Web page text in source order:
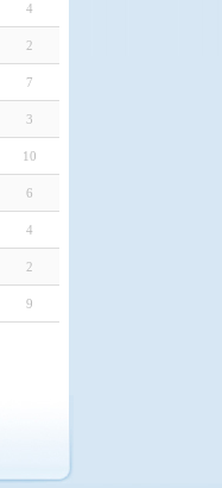
4
2
7
3
10
6
4
2
9